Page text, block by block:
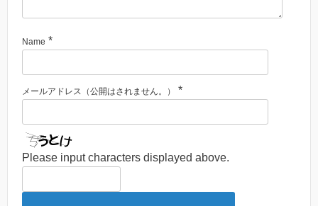
Name *
メールアドレス（公開はされません。） *
Please input characters displayed above.